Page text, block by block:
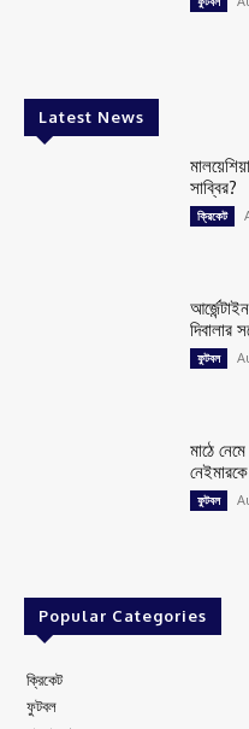
Latest News
সাব্বির?
ক্রিকেট
দিবালার
ফুটবল
মাঠে
ফুটবল
Popular Categories
ক্রিকেট
ফুটবল